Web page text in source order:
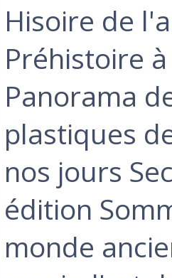
‎Hisoire de
Préhistoire
Panorama
plastiques
nos jours
édition
monde